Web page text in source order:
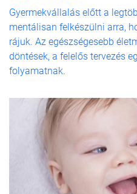
Gyermekvállalás előtt a
mentálisan felkészülni arra,
rájuk. Az egészségesebb
döntések, a felelős tervezés
folyamatnak.